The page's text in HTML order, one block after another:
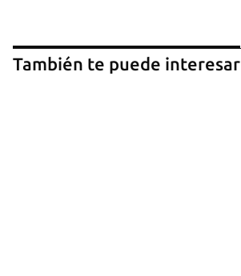
También te puede interesar